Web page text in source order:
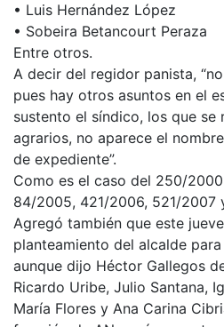
• Luis Hernández López
• Sobeira Betancourt Peraza
Entre otros.
A decir del regidor panista,
pues hay otros asuntos en el
sustento el síndico, los que se
agrarios, no aparece el
de expediente”.
Como es el caso del 250/
84/2005, 421/2006, 521/2007
Agregó también que este
planteamiento del alcalde
aunque dijo Héctor Gallegos
Ricardo Uribe, Julio Santana,
María Flores y Ana Carina